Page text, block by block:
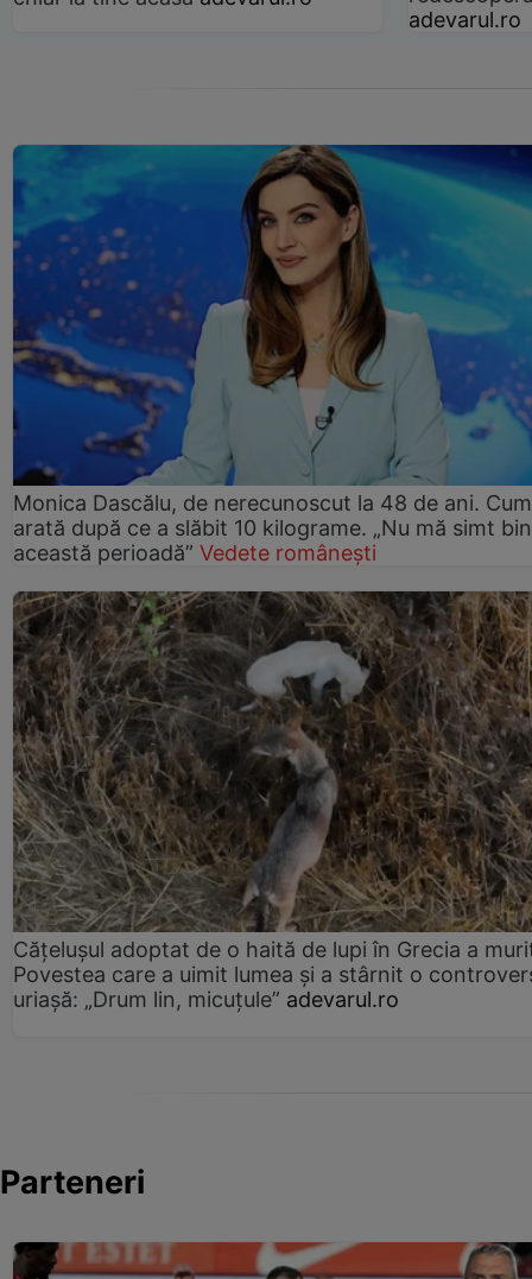
adevarul.ro
Monica Dascălu, de nerecunoscut la 48 de ani. Cum
arată după ce a slăbit 10 kilograme. „Nu mă simt
această perioadă” Vedete românești
Cățelușul adoptat de o haită de lupi în Grecia a
Povestea care a uimit lumea și a stârnit o
uriașă: „Drum lin, micuțule” adevarul.ro
Parteneri